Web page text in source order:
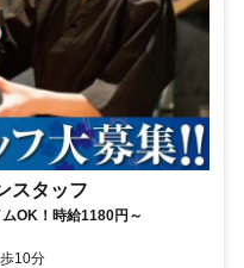
スタッフ
OK！時給1180円～
10分